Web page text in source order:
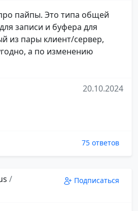
пайпы. Это типа общей
записи и буфера для
из пары клиент/сервер,
а по изменению
20.10.2024
75 ответов
/
Подписаться